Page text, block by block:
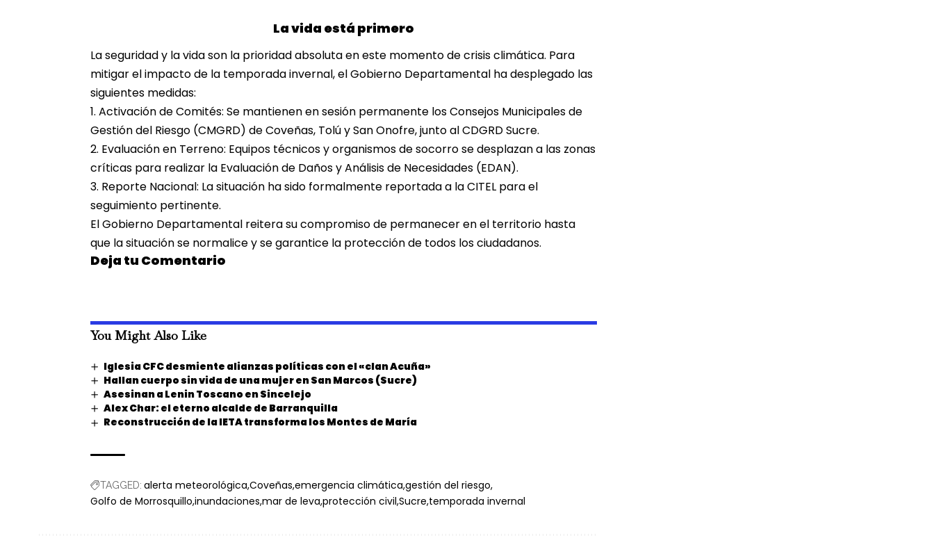
La vida está primero
La seguridad y la vida son la prioridad absoluta en este momento de crisis climática. Para
mitigar el impacto de la temporada invernal, el Gobierno Departamental ha desplegado las
siguientes medidas:
1. Activación de Comités: Se mantienen en sesión permanente los Consejos Municipales de
Gestión del Riesgo (CMGRD) de Coveñas, Tolú y San Onofre, junto al CDGRD Sucre.
2. Evaluación en Terreno: Equipos técnicos y organismos de socorro se desplazan a las zonas
críticas para realizar la Evaluación de Daños y Análisis de Necesidades (EDAN).
3. Reporte Nacional: La situación ha sido formalmente reportada a la CITEL para el
seguimiento pertinente.
El Gobierno Departamental reitera su compromiso de permanecer en el territorio hasta
que la situación se normalice y se garantice la protección de todos los ciudadanos.
Deja tu Comentario
You Might Also Like
Iglesia CFC desmiente alianzas políticas con el «clan Acuña»
Hallan cuerpo sin vida de una mujer en San Marcos (Sucre)
Asesinan a Lenin Toscano en Sincelejo
Alex Char: el eterno alcalde de Barranquilla
Reconstrucción de la IETA transforma los Montes de María
TAGGED: alerta meteorológica Coveñas emergencia climática gestión del riesgo
Golfo de Morrosquillo inundaciones mar de leva protección civil Sucre temporada invernal